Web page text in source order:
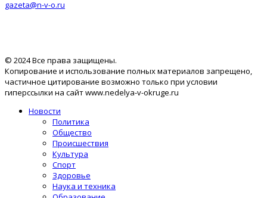
gazeta@n-v-o.ru
© 2024 Все права защищены.
Копирование и использование полных материалов запрещено,
частичное цитирование возможно только при условии
гиперссылки на сайт www.nedelya-v-okruge.ru
Новости
Политика
Общество
Происшествия
Культура
Спорт
Здоровье
Наука и техника